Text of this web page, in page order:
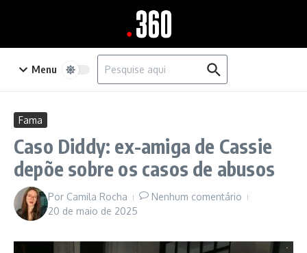
Menu
Procurar por:
Fama
Caso Diddy: ex-amiga de Cassie
depõe sobre os casos de abusos
Por Camila Rocha
Nenhum comentário
20 de maio de 2025